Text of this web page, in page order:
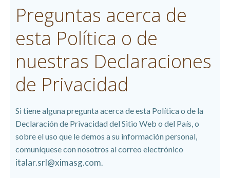
Preguntas acerca de
esta Política o de
nuestras Declaraciones
de Privacidad
Si tiene alguna pregunta acerca de esta Política o de la
Declaración de Privacidad del Sitio Web o del País, o
sobre el uso que le demos a su información personal,
comuníquese con nosotros al correo electrónico
italar.srl@ximasg.com.